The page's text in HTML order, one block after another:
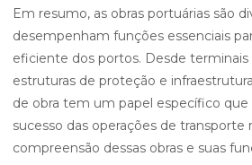
Em resumo, as obras portuárias são
desempenham funções essenciais
eficiente dos portos. Desde
estruturas de proteção e
de obra tem um papel específico que
sucesso das operações de transporte
compreensão dessas obras e suas